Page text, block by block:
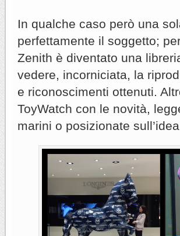
In qualche caso però una
perfettamente il soggetto;
Zenith è diventato una
vedere, incorniciata, la
e riconoscimenti ottenuti.
ToyWatch con le novità,
marini o posizionate